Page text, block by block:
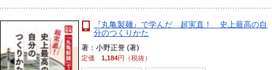
『丸亀製麺』で学んだ 超実直！ 史上最高の自
分のつくりかた
著：小野正誉 (著)
定価1,184円（税抜）